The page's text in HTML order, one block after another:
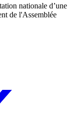
nationale d’une
de l'Assemblée